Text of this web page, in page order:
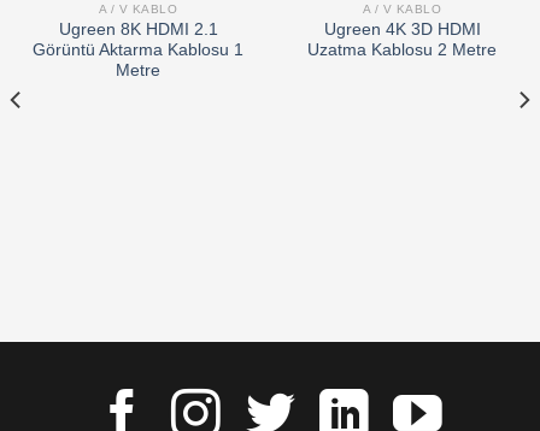
Add to
wishlist
A / V KABLO
Ugreen 8K HDMI 2.1
Görüntü Aktarma Kablosu 1
Metre
Add to
wishlist
A / V KABLO
Ugreen 4K 3D HDMI
Uzatma Kablosu 2 Metre